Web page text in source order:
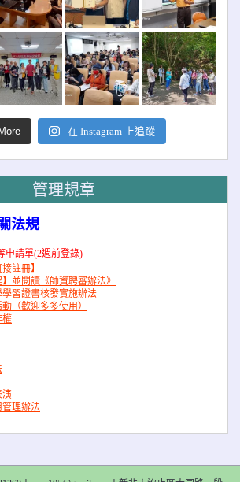
在 Instagram 上追蹤
管理規章
法規
申請單(2週前登錄)
註冊】
】並閱讀《師資聘審辦法》
習證書核發實施辦法
（歡迎多多使用）
權
演
管理辦法